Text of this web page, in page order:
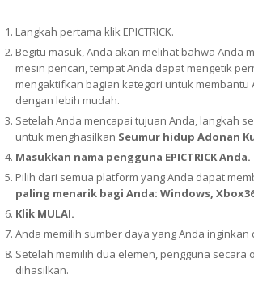
Langkah pertama klik EPICTRICK.
Begitu masuk, Anda akan melihat bahwa Anda
mesin pencari, tempat Anda dapat mengetik
mengaktifkan bagian kategori untuk
dengan lebih mudah.
Setelah Anda mencapai tujuan Anda, langkah
untuk menghasilkan Seumur hidup Adonan
Masukkan nama pengguna EPICTRICK Anda.
Pilih dari semua platform yang Anda dapat
paling menarik bagi Anda: Windows,
Klik MULAI.
Anda memilih sumber daya yang Anda
Setelah memilih dua elemen, pengguna
dihasilkan.